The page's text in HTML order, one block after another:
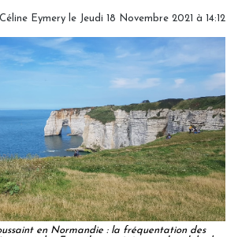
Céline Eymery le Jeudi 18 Novembre 2021 à 14:12
en Normandie : la fréquentation des